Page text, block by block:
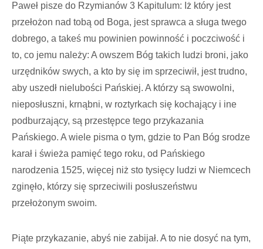
Paweł pisze do Rzymianów 3 Kapitulum: Iż który jest
przełożon nad tobą od Boga, jest sprawca a sługa twego
dobrego, a takeś mu powinien powinność i poczciwość i
to, co jemu należy: A owszem Bóg takich ludzi broni, jako
urzędników swych, a kto by się im sprzeciwił, jest trudno,
aby uszedł nielubości Pańskiej. A którzy są swowolni,
nieposłuszni, krnąbni, w roztyrkach się kochający i ine
podburzający, są przestępce tego przykazania
Pańskiego. A wiele pisma o tym, gdzie to Pan Bóg srodze
karał i świeża pamięć tego roku, od Pańskiego
narodzenia 1525, więcej niż sto tysięcy ludzi w Niemcech
zginęło, którzy się sprzeciwili posłuszeństwu
przełożonym swoim.
Piąte przykazanie, abyś nie zabijał. A to nie dosyć na tym,